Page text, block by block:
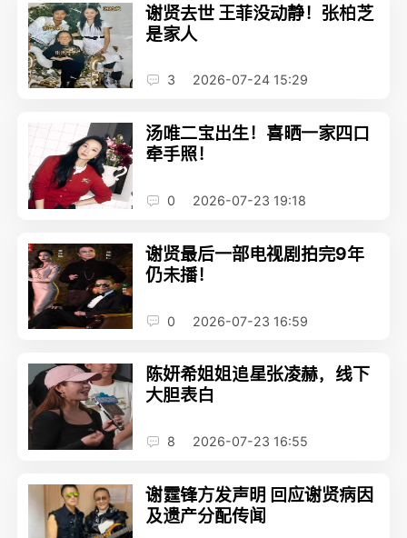
谢贤去世 王菲没动静！张柏芝
是家人
3 2026-07-24 15:29
汤唯二宝出生！喜晒一家四口
牵手照！
0 2026-07-23 19:18
谢贤最后一部电视剧拍完9年
仍未播！
0 2026-07-23 16:59
陈妍希姐姐追星张凌赫，线下
大胆表白
8 2026-07-23 16:55
谢霆锋方发声明 回应谢贤病因
及遗产分配传闻